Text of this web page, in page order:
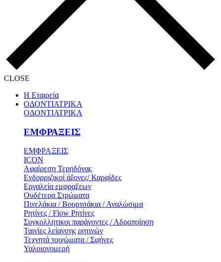
CLOSE
Η Εταιρεία
ΟΔΟΝΤΙΑΤΡΙΚΑ
ΟΔΟΝΤΙΑΤΡΙΚΑ
ΕΜΦΡΑΞΕΙΣ
ΕΜΦΡΑΞΕΙΣ
ICON
Αφαίρεση Τερηδόνας
Ενδορριζικοί άξονες/ Καρφίδες
Εργαλεία εμφραξεων
Ουδέτερα Στρώματα
Πινελάκια / Βουρτσάκια / Αναλώσιμα
Ρητίνες / Flow Ρητίνες
Συγκολλητικοι παράγοντες / Αδροποίηση
Ταινίες λείανσης ρητινών
Τεχνητά τοιχώματα / Σφήνες
Υαλοιονομερή